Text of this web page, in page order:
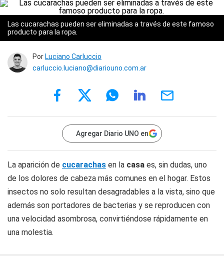
Las cucarachas pueden ser eliminadas a través de este famoso
producto para la ropa.
Por Luciano Carluccio
carluccio.luciano@diariouno.com.ar
Agregar Diario UNO en
La aparición de cucarachas en la casa es, sin dudas, uno
de los dolores de cabeza más comunes en el hogar. Estos
insectos no solo resultan desagradables a la vista, sino que
además son portadores de bacterias y se reproducen con
una velocidad asombrosa, convirtiéndose rápidamente en
una molestia.